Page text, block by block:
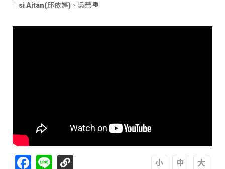
si Aitan(邱依婷) 、 吳榮禹
Facebook
Line